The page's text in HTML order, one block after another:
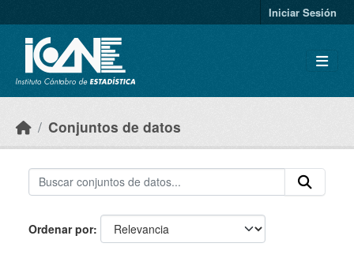
Iniciar Sesión
Conjuntos de datos
Ordenar por